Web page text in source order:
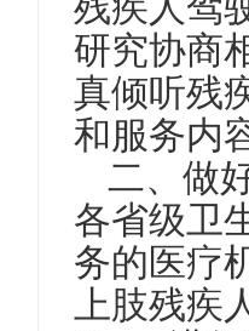
研究协商
真倾听残
和服务内
二、做
各省级卫
务的医疗
上肢残疾